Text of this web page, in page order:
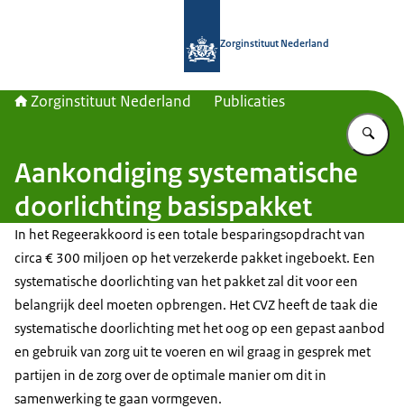
Zorginstituut Nederland
Zorginstituut Nederland Publicaties
Aankondiging systematische
doorlichting basispakket
In het Regeerakkoord is een totale besparingsopdracht van
circa € 300 miljoen op het verzekerde pakket ingeboekt. Een
systematische doorlichting van het pakket zal dit voor een
belangrijk deel moeten opbrengen. Het CVZ heeft de taak die
systematische doorlichting met het oog op een gepast aanbod
en gebruik van zorg uit te voeren en wil graag in gesprek met
partijen in de zorg over de optimale manier om dit in
samenwerking te gaan vormgeven.